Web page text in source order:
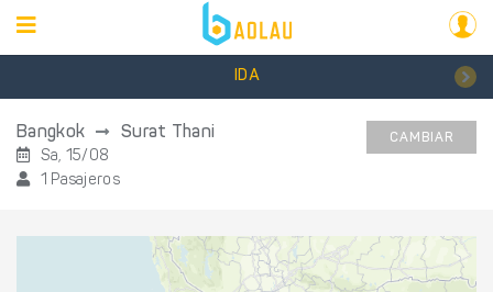
IDA
Bangkok Surat Thani
Sa, 15/08
1 Pasajeros
CAMBIAR